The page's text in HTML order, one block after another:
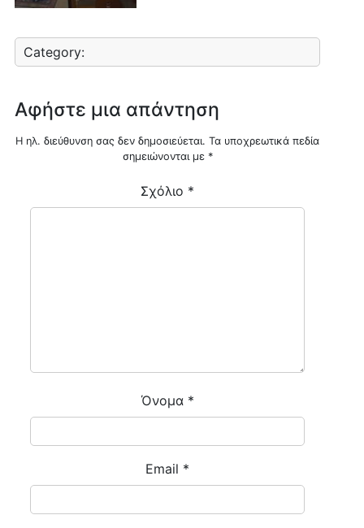
Category:
Αφήστε μια απάντηση
Η ηλ. διεύθυνση σας δεν δημοσιεύεται. Τα υποχρεωτικά πεδία
σημειώνονται με *
Σχόλιο *
Όνομα *
Email *